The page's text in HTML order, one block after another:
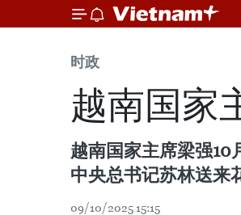
时政
越南国家
越南国家主席梁强10
中央总书记苏林送来
09/10/2025 15:15